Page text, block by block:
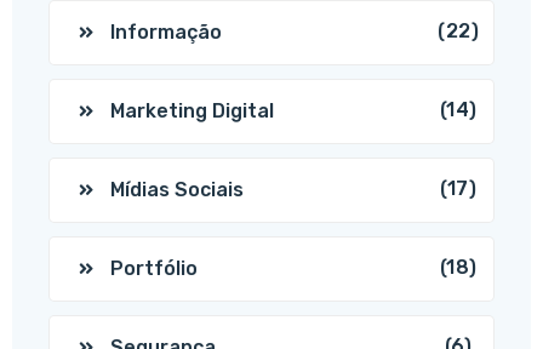
Informação (22)
Marketing Digital (14)
Mídias Sociais (17)
Portfólio (18)